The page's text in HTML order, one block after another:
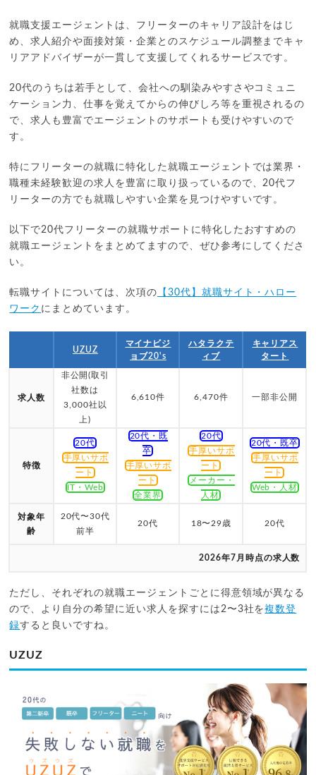
就職支援エージェントは、フリーターのキャリア設計をはじ
め、求人紹介や面接対策・企業とのスケジュール調整までキャ
リアアドバイザーが一貫して支援してくれるサービスです。
20代のうちは若手として、会社への馴染みやすさやコミュニ
ケーション力、仕事を覚えてからの伸びしろ等を重視されるの
で、求人も豊富でエージェントのサポートも受けやすいので
す。
特にフリーターの就職に特化した就職エージェントでは業界・
職種未経験歓迎の求人を豊富に取り扱っているので、20代フ
リーターの方でも就職しやすい企業を見つけやすいです。
以下で20代フリーターの就職サポートに特化したおすすめの
就職エージェントをまとめてますので、ぜひ参考にしてくださ
い。
転職サイトについては、次項の 【30代】就職サイト・ハロー
ワーク にまとめています。
UZUZ
マイナビジ
ョブ20's
ハタラクテ
ィブ
キャリアス
タート
求人数
非公開(取引
社数は
3,000社以
上)
6,610件 6,470件 一部非公開
特徴
20代
手厚いサポ
ート
IT・Web
20代・既
卒
手厚いサポ
ート
全業界
20代
手厚いサポ
ート
メーカー・
人材
20代・既卒
手厚いサポ
ート
Web・人材
対象年
齢
20代〜30代
前半
20代 18〜29歳 20代
2026年7月時点の求人数
ただし、それぞれの就職エージェントごとに得意領域が異なる
ので、より自分の希望に近い求人を探すには2〜3社を複数登
録すると良いですね。
UZUZ